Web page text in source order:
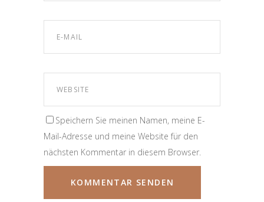
Speichern Sie meinen Namen, meine E-
Mail-Adresse und meine Website für den
nächsten Kommentar in diesem Browser.